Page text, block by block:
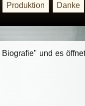
Produktion Danke
und es